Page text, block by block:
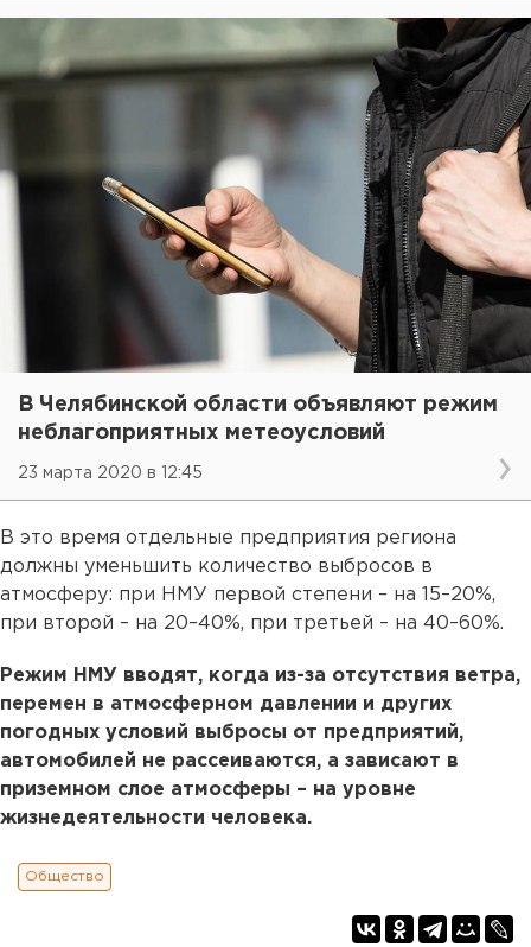
В Челябинской области объявляют режим
неблагоприятных метеоусловий
23 марта 2020 в 12:45
В это время отдельные предприятия региона
должны уменьшить количество выбросов в
атмосферу: при НМУ первой степени – на 15–20%,
при второй – на 20–40%, при третьей – на 40–60%.
Режим НМУ вводят, когда из-за отсутствия ветра,
перемен в атмосферном давлении и других
погодных условий выбросы от предприятий,
автомобилей не рассеиваются, а зависают в
приземном слое атмосферы – на уровне
жизнедеятельности человека.
Общество